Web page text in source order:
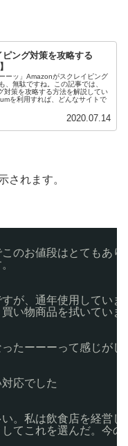
ング対策を攻略する
ーッ」Amazonがスクレイピング
、無駄ですね。この記事では、
対策を攻略する方法を解説してい
を利用すれば、どんなサイトで
2020.07.14
されます。
のお値段はとてもあ
が、通年使用してい
い物商品を拭いてい
たーーーって感じがし
応でした
。私は飲食店を経営
てこれを選んだ。今